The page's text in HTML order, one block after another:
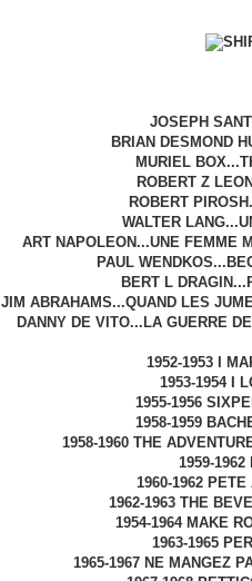
JOSEPH
BRIAN DESMOND
MURIEL
ROBERT Z
ROBERT
WALTER
ART NAPOLEON...UNE FEMME
PAUL
BERT L
JIM ABRAHAMS...QUAND LES
DANNY DE VITO...LA GUERRE
1952-1953 I
1953-1954 I
1955-1956
1958-1959
1958-1960 THE
1959-
1960-1962
1962-1963 THE
1954-1964 MAKE
1963-1965
1965-1967 NE MANGEZ